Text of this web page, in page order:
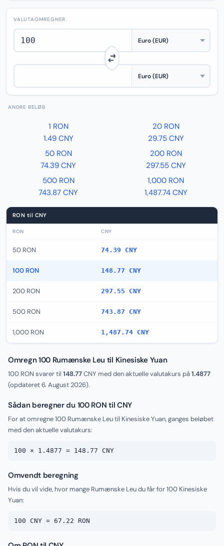
VALUTAOMREGNER
ANDRE BELØB
1 RON
1.49 CNY
20 RON
29.75 CNY
50 RON
74.39 CNY
200 RON
297.55 CNY
500 RON
743.87 CNY
1,000 RON
1,487.74 CNY
RON til CNY
RON CNY
50 RON 74.39 CNY
100 RON 148.77 CNY
200 RON 297.55 CNY
500 RON 743.87 CNY
1,000 RON 1,487.74 CNY
Omregn 100 Rumænske Leu til Kinesiske Yuan
100 RON svarer til 148.77CNY med den aktuelle valutakurs på1.4877
(opdateret6. August 2026).
Sådan beregner du 100 RON til CNY
For at omregne 100 Rumænske Leu til Kinesiske Yuan, ganges beløbet
med den aktuelle valutakurs:
100 × 1.4877 = 148.77 CNY
Omvendt beregning
Hvis du vil vide, hvor mange Rumænske Leu du får for 100 Kinesiske
Yuan:
100 CNY = 67.22 RON